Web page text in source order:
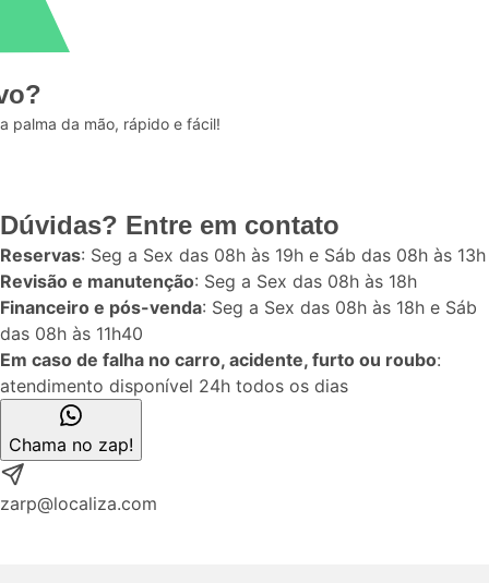
palma da mão, rápido e fácil!
Dúvidas? Entre em contato
Reservas: Seg a Sex das 08h às 19h e Sáb das 08h às 13h
Revisão e manutenção: Seg a Sex das 08h às 18h
Financeiro e pós-venda: Seg a Sex das 08h às 18h e Sáb
das 08h às 11h40
Em caso de falha no carro, acidente, furto ou roubo:
atendimento disponível 24h todos os dias
Chama no zap!
zarp@localiza.com